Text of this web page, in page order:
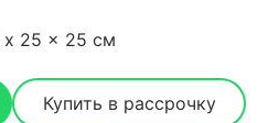
x 25 x 25 см
Купить в рассрочку